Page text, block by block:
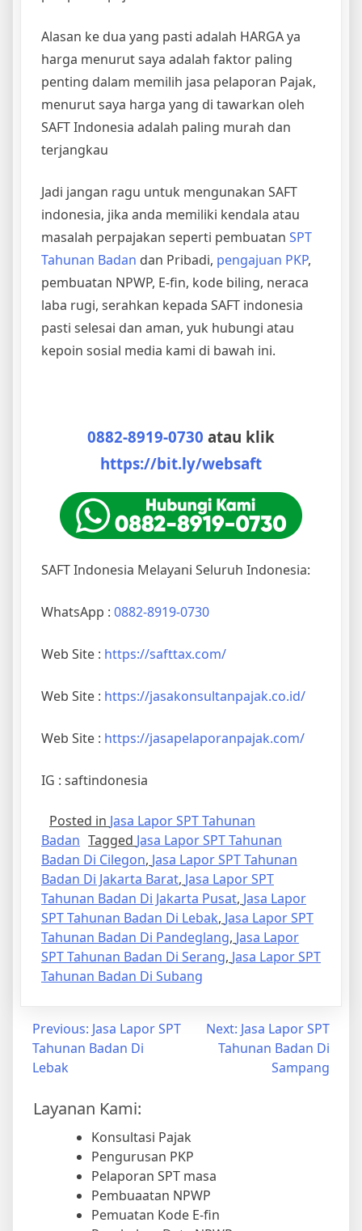
Alasan ke dua yang pasti adalah HARGA ya
harga menurut saya adalah faktor paling
penting dalam memilih jasa pelaporan Pajak,
menurut saya harga yang di tawarkan oleh
SAFT Indonesia adalah paling murah dan
terjangkau
Jadi jangan ragu untuk mengunakan SAFT
indonesia, jika anda memiliki kendala atau
masalah perpajakan seperti pembuatan SPT
Tahunan Badan dan Pribadi, pengajuan PKP,
pembuatan NPWP, E-fin, kode biling, neraca
laba rugi, serahkan kepada SAFT indonesia
pasti selesai dan aman, yuk hubungi atau
kepoin sosial media kami di bawah ini.
0882-8919-0730 atau klik
https://bit.ly/websaft
SAFT Indonesia Melayani Seluruh Indonesia:
WhatsApp : 0882-8919-0730
Web Site : https://safttax.com/
Web Site : https://jasakonsultanpajak.co.id/
Web Site : https://jasapelaporanpajak.com/
IG : saftindonesia
Posted in Jasa Lapor SPT Tahunan
Badan Tagged Jasa Lapor SPT Tahunan
Badan Di Cilegon, Jasa Lapor SPT Tahunan
Badan Di Jakarta Barat, Jasa Lapor SPT
Tahunan Badan Di Jakarta Pusat, Jasa Lapor
SPT Tahunan Badan Di Lebak, Jasa Lapor SPT
Tahunan Badan Di Pandeglang, Jasa Lapor
SPT Tahunan Badan Di Serang, Jasa Lapor SPT
Tahunan Badan Di Subang
Previous: Jasa Lapor SPT
Tahunan Badan Di
Lebak
Next: Jasa Lapor SPT
Tahunan Badan Di
Sampang
Layanan Kami:
Konsultasi Pajak
Pengurusan PKP
Pelaporan SPT masa
Pembuaatan NPWP
Pemuatan Kode E-fin